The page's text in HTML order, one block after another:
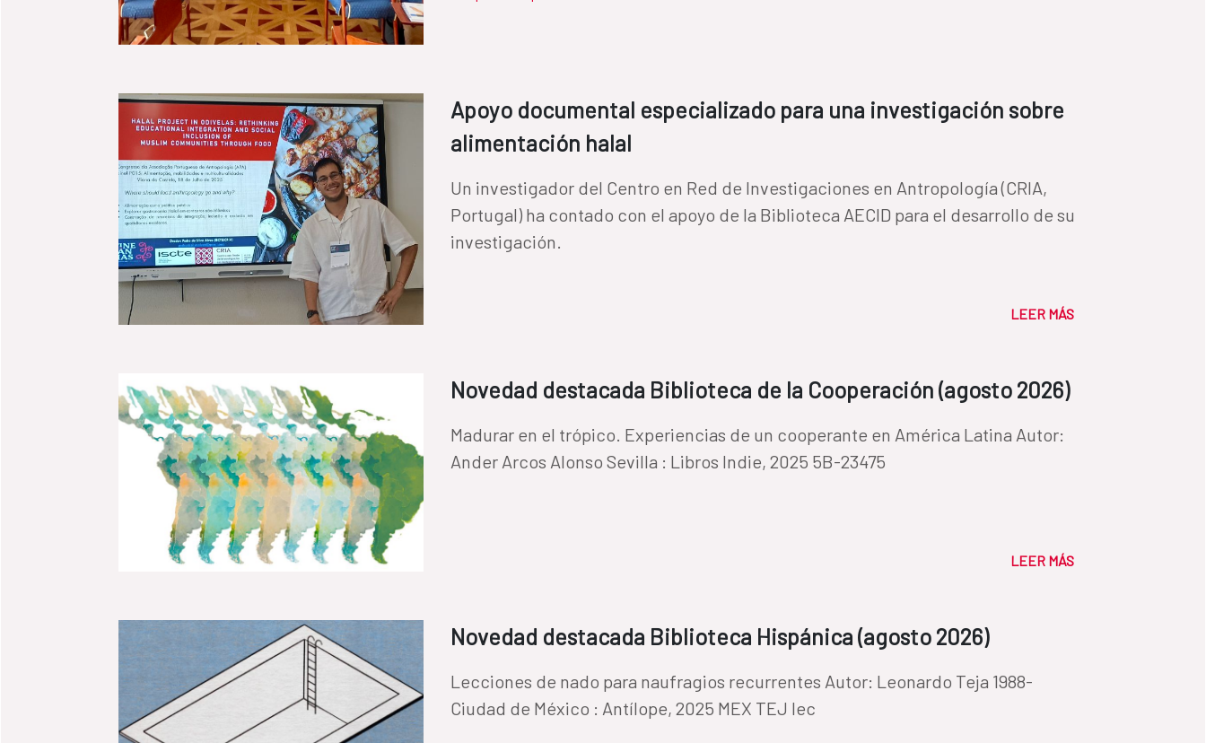
Apoyo documental especializado para una investigación sobre
alimentación halal
Un investigador del Centro en Red de Investigaciones en Antropología (CRIA,
Portugal) ha contado con el apoyo de la Biblioteca AECID para el desarrollo de su
investigación.
LEER MÁS
Novedad destacada Biblioteca de la Cooperación (agosto 2026)
Madurar en el trópico. Experiencias de un cooperante en América Latina Autor:
Ander Arcos Alonso Sevilla : Libros Indie, 2025 5B-23475
LEER MÁS
Novedad destacada Biblioteca Hispánica (agosto 2026)
Lecciones de nado para naufragios recurrentes Autor: Leonardo Teja 1988-
Ciudad de México : Antílope, 2025 MEX TEJ lec